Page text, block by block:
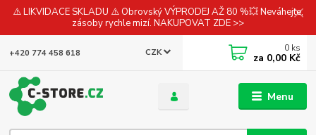
⚠️ LIKVIDACE SKLADU ⚠️ Obrovský VÝPRODEJ AŽ 80 %💥 Neváhejte,
zásoby rychle mizí. NAKUPOVAT ZDE >>
Menu
CZK
+420 774 458 618 0 ks
za 0,00 Kč